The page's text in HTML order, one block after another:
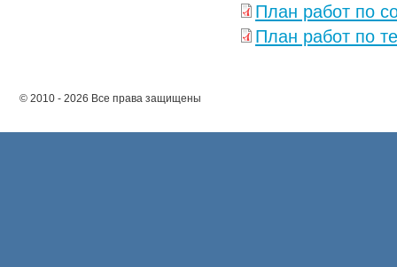
План работ по
План работ по
© 2010 - 2026 Все права защищены